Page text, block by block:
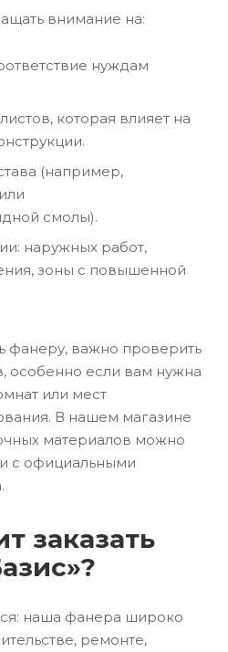
внимание на:
нуждам
которая влияет на
(например,
смолы).
наружных работ,
зоны с повышенной
фанеру, важно проверить
особенно если вам нужна
или мест
В нашем магазине
материалов можно
с официальными
заказать
наша фанера широко
ремонте,